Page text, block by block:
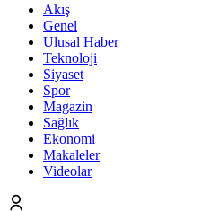
Akış
Genel
Ulusal Haber
Teknoloji
Siyaset
Spor
Magazin
Sağlık
Ekonomi
Makaleler
Videolar